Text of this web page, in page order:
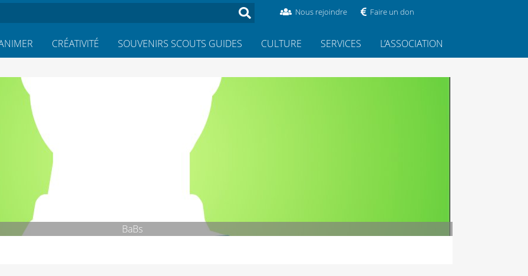
Nous rejoindre Faire un don
CRÉATIVITÉ SOUVENIRS SCOUTS GUIDES CULTURE SERVICES L’ASSOCIATION
BaBs